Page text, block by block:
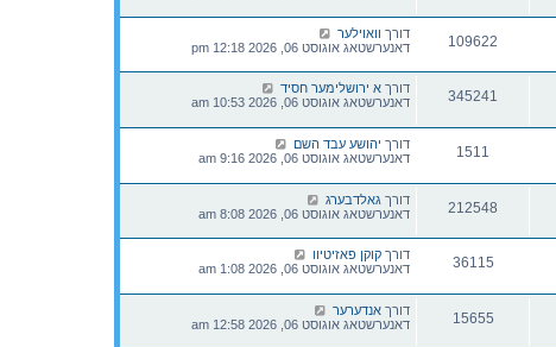
109622 דורך וואוילער
דאנערשטאג אוגוסט 06, 2026 12:18 pm
345241 דורך א ירושלימער חסיד
דאנערשטאג אוגוסט 06, 2026 10:53 am
1511 דורך יהושע עבד השם
דאנערשטאג אוגוסט 06, 2026 9:16 am
212548 דורך גאלדבערג
דאנערשטאג אוגוסט 06, 2026 8:08 am
36115 דורך קוקן פאזיטיוו
דאנערשטאג אוגוסט 06, 2026 1:08 am
15655 דורך אנדערער
דאנערשטאג אוגוסט 06, 2026 12:58 am